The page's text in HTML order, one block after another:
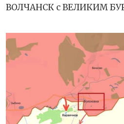
ВОЛЧАНСК с ВЕЛИКИМ